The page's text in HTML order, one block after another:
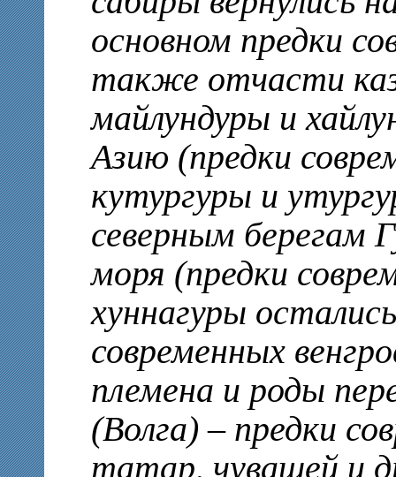
основном предки
также отчасти
майлундуры и
Азию (предки
кутургуры и
северным берегам
моря (предки
хуннагуры
современных
племена и роды
(Волга) – предки
татар, чувашей и